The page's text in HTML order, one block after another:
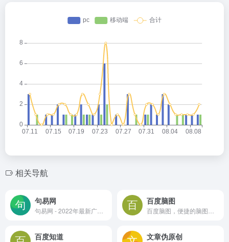
相关导航
句易网 百度脑图
百度知道 文章伪原创